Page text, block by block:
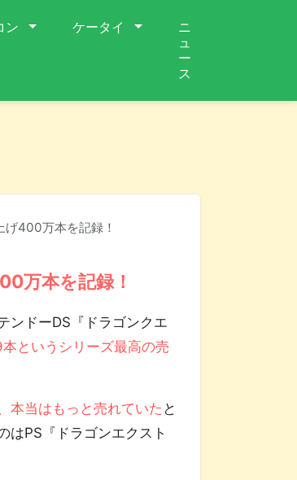
ン ケータイ
ニ
ュ
ー
ス
げ400万本を記録！
万本を記録！
ンドーDS『ドラゴンクエ
というシリーズ最高の売
本当はもっと売れていた と
はPS『ドラゴンエクスト